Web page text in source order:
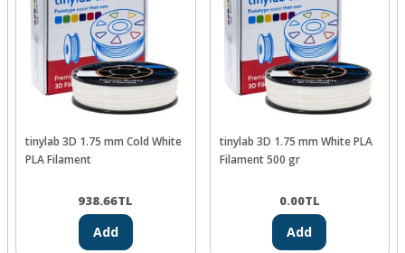
tinylab 3D 1.75 mm Cold White
PLA Filament
938.66TL
Add
tinylab 3D 1.75 mm White PLA
Filament 500 gr
0.00TL
Add